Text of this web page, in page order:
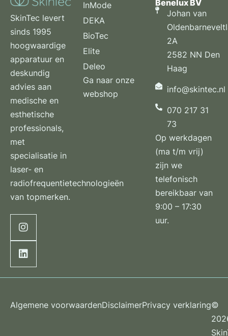
SkinTec levert
sinds 1995
hoogwaardige
apparatuur en
deskundig
advies aan
medische en
esthetische
professionals,
met
specialisatie in
laser- en
radiofrequentietechnologieën
van topmerken.
InMode
DEKA
BioTec
Elite
Deleo
Ga naar onze
webshop
Benelux BV
Johan van
2A
2582 NN Den
Haag
info@skintec.nl
070 217 31
73
Op werkdagen
(ma t/m vrij)
zijn we
telefonisch
bereikbaar van
9:00 – 17:30
uur.
Algemene voorwaardenDisclaimerPrivacy verklaring©